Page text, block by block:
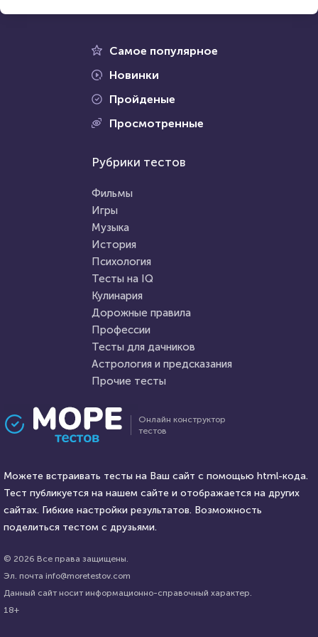
Проходили 2661 раз
Пройти тест
12 сентября 2020 7477
Илья Кузнецов HTML - код
20 декабря 2021 48717
3 января 2021
Легко ли вас обмануть?
21 января 2022
Проходили 4803 раза
Тест: Трансформеры
Онлайн конструктор
тестов
Можете встраивать тесты на Ваш сайт с помощью html-кода.
Тест публикуется на нашем сайте и отображается на других
сайтах. Гибкие настройки результатов. Возможность
поделиться тестом с друзьями.
© 2026 Все права защищены.
Эл. почта info@moretestov.com
Данный сайт носит информационно-справочный характер.
18+
Рубрики тестов
Фильмы
Игры
Музыка
История
Психология
Тесты на IQ
Кулинария
Дорожные правила
Профессии
Тесты для дачников
Астрология и предсказания
Прочие тесты
Самое популярное
Новинки
Пройденые
Просмотренные